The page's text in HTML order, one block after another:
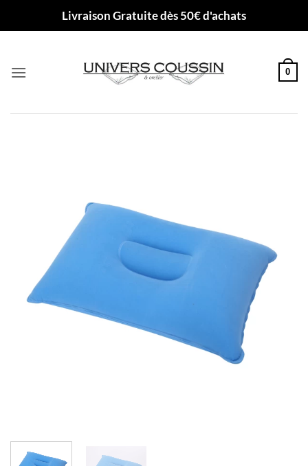
Livraison Gratuite dès 50€ d'achats
0